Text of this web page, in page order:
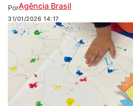
PorAgência Brasil
31/01/2026 14:17